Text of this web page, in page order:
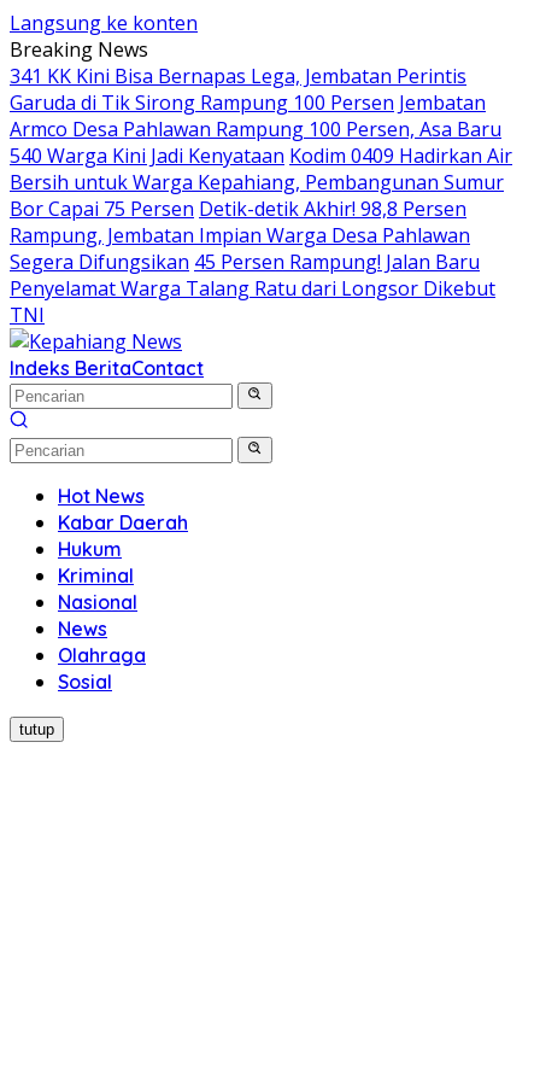
Langsung ke konten
Breaking News
341 KK Kini Bisa Bernapas Lega, Jembatan Perintis
Garuda di Tik Sirong Rampung 100 Persen Jembatan
Armco Desa Pahlawan Rampung 100 Persen, Asa Baru
540 Warga Kini Jadi Kenyataan Kodim 0409 Hadirkan Air
Bersih untuk Warga Kepahiang, Pembangunan Sumur
Bor Capai 75 Persen Detik-detik Akhir! 98,8 Persen
Rampung, Jembatan Impian Warga Desa Pahlawan
Segera Difungsikan 45 Persen Rampung! Jalan Baru
Penyelamat Warga Talang Ratu dari Longsor Dikebut
TNI
Indeks BeritaContact
Hot News
Kabar Daerah
Hukum
Kriminal
Nasional
News
Olahraga
Sosial
tutup